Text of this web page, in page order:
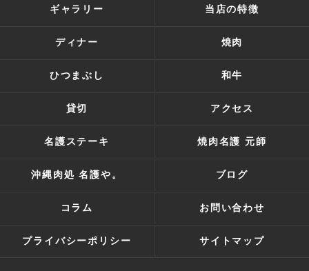
ギャラリー 当店の特徴
ディナー 焼肉
ひつまぶし 和牛
貸切 アクセス
名護ステーキ 焼肉名護 元師
沖縄肉処 名護や。 ブログ
コラム お問い合わせ
プライバシーポリシー サイトマップ